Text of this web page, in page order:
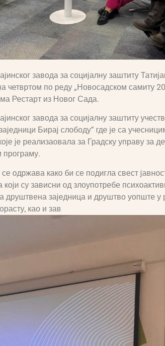
завода за социјалну заштиту
четвртом по реду „Новосадском самиту
Рестарт из Новог Сада.
завода за социјалну заштиту
Бирај слободу“ где је са
је реализаовала за Градску управу за
се одржава како би се подигла свест
су зависни од злоупотребе
друштвена заједница и друштво уопште
као и зав